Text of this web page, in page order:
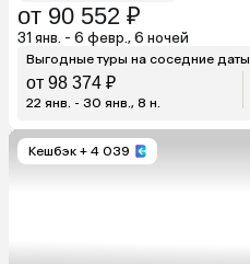
от 90 552 ₽
31 янв. - 6 февр., 6 ночей
Выгодные туры на соседние даты
от 98 374 ₽
22 янв. - 30 янв., 8 н.
Кешбэк + 4 039